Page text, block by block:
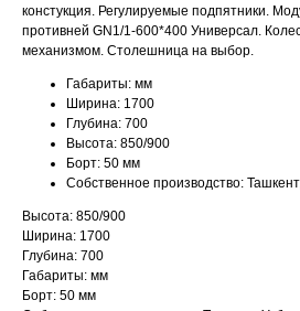
констукция. Регулируемые подпятники.
противней GN1/1-600*400 Универсал.
механизмом. Столешница на выбор.
Габариты: мм
Ширина: 1700
Глубина: 700
Высота: 850/900
Борт: 50 мм
Собственное производство:
Высота: 850/900
Ширина: 1700
Глубина: 700
Габариты: мм
Борт: 50 мм